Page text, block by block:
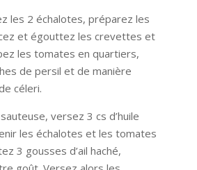
les 2 échalotes, préparez les
et égouttez les crevettes et
les tomates en quartiers,
de persil et de manière
céleri.
versez 3 cs d’huile
les échalotes et les tomates
3 gousses d’ail haché,